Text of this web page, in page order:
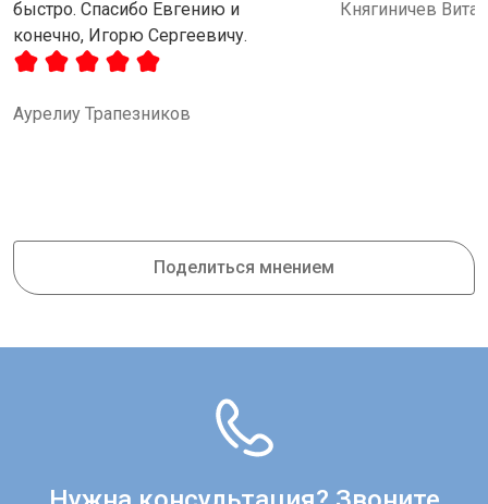
быстро. Спасибо Евгению и
конечно, Игорю Сергеевичу.
Аурелиу Трапезников
Княгиничев
Поделиться мнением